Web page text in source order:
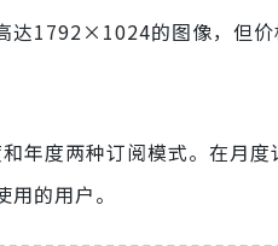
1792×1024的图像，但价
年度两种订阅模式。在月
的用户。